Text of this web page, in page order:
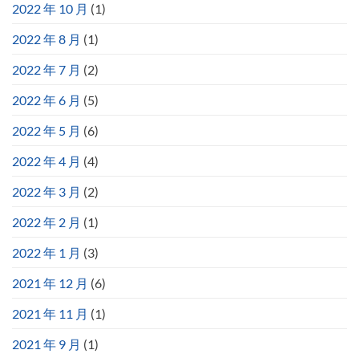
2022 年 10 月 (1)
2022 年 8 月 (1)
2022 年 7 月 (2)
2022 年 6 月 (5)
2022 年 5 月 (6)
2022 年 4 月 (4)
2022 年 3 月 (2)
2022 年 2 月 (1)
2022 年 1 月 (3)
2021 年 12 月 (6)
2021 年 11 月 (1)
2021 年 9 月 (1)